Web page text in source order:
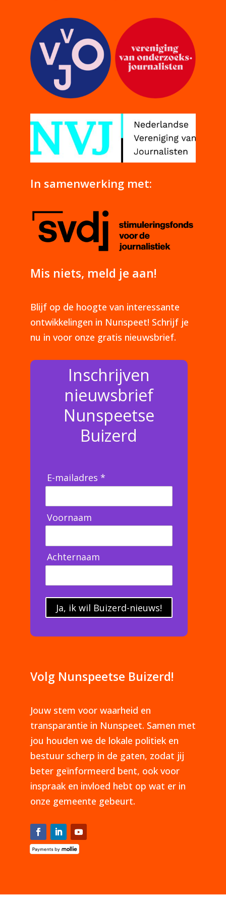
In samenwerking met:
Mis niets, meld je aan!
Blijf op de hoogte van interessante
ontwikkelingen in Nunspeet! Schrijf je
nu in voor onze gratis nieuwsbrief.
Inschrijven
nieuwsbrief
Nunspeetse
Buizerd
E-mailadres *
Voornaam
Achternaam
Ja, ik wil Buizerd-nieuws!
Volg Nunspeetse Buizerd!
Jouw stem voor waarheid en
transparantie in Nunspeet. Samen met
jou houden we de lokale politiek en
bestuur scherp in de gaten, zodat jij
beter geïnformeerd bent, ook voor
inspraak en invloed hebt op wat er in
onze gemeente gebeurt.